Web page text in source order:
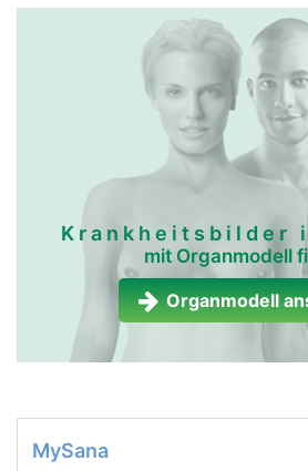
Krankheitsbilder
mit Organmodell
Organmodell
MySana